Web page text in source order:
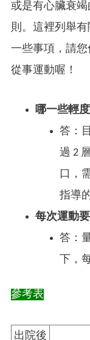
或是有心臟衰
則。這裡列舉
一些事項，請
從事運動喔！
哪一些輕
答：
過 2
口，
指導
每次運動
答：
下，
參考表
出院後